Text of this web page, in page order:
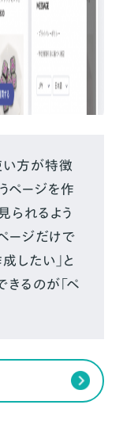
い方が特徴
ページを作
られるよう
ージだけで
したい」と
きるのが「ペ